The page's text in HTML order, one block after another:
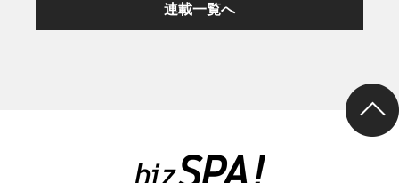
連載一覧へ